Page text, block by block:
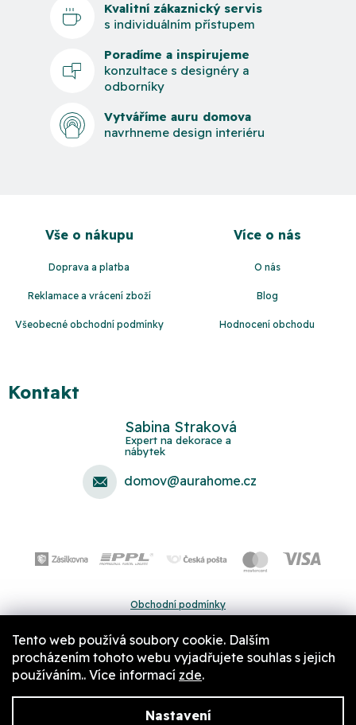
Tento web používá soubory cookie. Dalším
procházením tohoto webu vyjadřujete souhlas s jejich
používáním.. Více informací zde.
Nastavení
Kvalitní zákaznický servis
s individuálním přístupem
Poradíme a inspirujeme
konzultace s designéry a
odborníky
Vytváříme auru domova
navrhneme design interiéru
Vše o nákupu
Doprava a platba
Reklamace a vrácení zboží
Všeobecné obchodní podmínky
Více o nás
O nás
Blog
Hodnocení obchodu
Kontakt
Sabina Straková
domov@aurahome.cz
Obchodní podmínky
Pravidla a nastavení cookies